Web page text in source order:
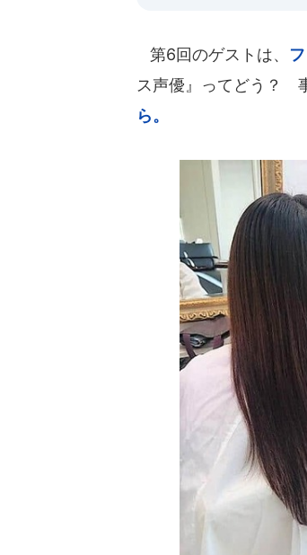
第6回のゲストは、
ス声優』ってどう？
ら。